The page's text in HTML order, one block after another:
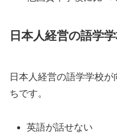
日本人経営の語学
日本人経営の語学学校
ちです。
英語が話せない